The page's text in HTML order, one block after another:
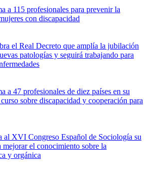
a 115 profesionales para prevenir la
con discapacidad
el Real Decreto que amplía la jubilación
patologías y seguirá trabajando para
a 47 profesionales de diez países en su
sobre discapacidad y cooperación para
XVI Congreso Español de Sociología su
mejorar el conocimiento sobre la
y orgánica